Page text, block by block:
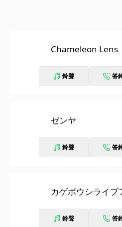
Chameleon Lens
鈴聲 答
ゼンヤ
鈴聲 答
カゲボウシライブ
ュウイチニチ
鈴聲 答